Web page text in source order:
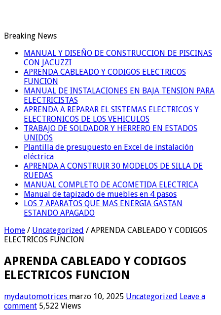
Breaking News
MANUAL Y DISEÑO DE CONSTRUCCION DE PISCINAS
CON JACUZZI
APRENDA CABLEADO Y CODIGOS ELECTRICOS
FUNCION
MANUAL DE INSTALACIONES EN BAJA TENSION PARA
ELECTRICISTAS
APRENDA A REPARAR EL SISTEMAS ELECTRICOS Y
ELECTRONICOS DE LOS VEHICULOS
TRABAJO DE SOLDADOR Y HERRERO EN ESTADOS
UNIDOS
Plantilla de presupuesto en Excel de instalación
eléctrica
APRENDA A CONSTRUIR 30 MODELOS DE SILLA DE
RUEDAS
MANUAL COMPLETO DE ACOMETIDA ELECTRICA
Manual de tapizado de muebles en 4 pasos
LOS 7 APARATOS QUE MAS ENERGIA GASTAN
ESTANDO APAGADO
Home / Uncategorized / APRENDA CABLEADO Y CODIGOS
ELECTRICOS FUNCION
APRENDA CABLEADO Y CODIGOS
ELECTRICOS FUNCION
mydautomotrices marzo 10, 2025 Uncategorized Leave a
comment 5,522 Views